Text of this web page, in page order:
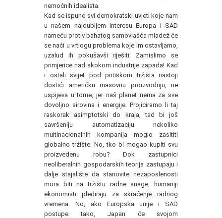
nemoćnih idealista.
Kad se ispune svi demokratski uvjeti koje nam
u našem najdubljem interesu Europa i SAD
nameću protiv bahatog samovlašća mladež će
se naći u vrtlogu problema koje im ostavljamo,
uzalud ih pokušavši riješiti. Zamislimo se
primjerice nad skokom industrije zapada! Kad
i ostali svijet pod pritiskom tržišta nastoji
dostići američku masovnu proizvodnju, ne
uspijeva u tome, jer naš planet nema za sve
dovoljno sirovina i energije. Projiciramo li taj
raskorak asimptotski do kraja, tad bi još
savršeniju automatizaciju nekoliko
multinacionalnih kompanija moglo zasititi
globalno tržište. No, tko bi mogao kupiti svu
proizvedenu robu? Dok zastupnici
neoliberalnih gospodarskih teorija zastupaju i
dalje stajalište da stanovite nezaposlenosti
mora biti na tržištu radne snage, humaniji
ekonomisti plediraju za skraćenje radnog
vremena. No, ako Europska unije i SAD
postupe tako, Japan će svojom